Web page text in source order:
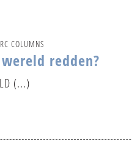
COLUMNS
redden?
(...)